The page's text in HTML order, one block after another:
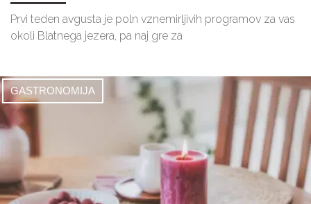
Prvi teden avgusta je poln vznemirljivih programov za vas
okoli Blatnega jezera, pa naj gre za
GASTRONOMIJA